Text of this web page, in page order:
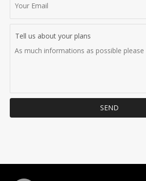
Tell us about your plans
SEND